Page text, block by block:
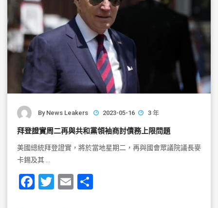
By News Leakers 2023-05-16 3 年
拜登證實周二再與共和黨領袖商討債務上限問題
美國總統拜登證實，將於當地星期二，再與國會眾議院議長麥
卡錫及其 …
F
T
E